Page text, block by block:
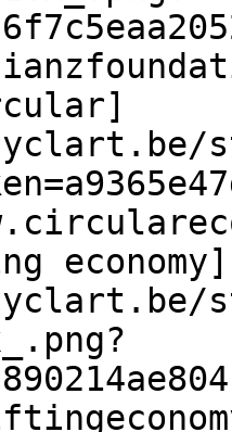
economy]